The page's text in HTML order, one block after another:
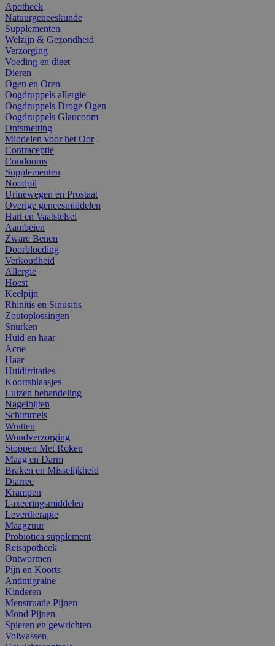
Apotheek
Natuurgeneeskunde
Supplementen
Welzijn & Gezondheid
Verzorging
Voeding en dieet
Dieren
Ogen en Oren
Oogdruppels allergie
Oogdruppels Droge Ogen
Oogdruppels Glaucoom
Ontsmetting
Middelen voor het Oor
Contraceptie
Condooms
Supplementen
Noodpil
Urinewegen en Prostaat
Overige geneesmiddelen
Hart en Vaatstelsel
Aambeien
Zware Benen
Doorbloeding
Verkoudheid
Allergie
Hoest
Keelpijn
Rhinitis en Sinusitis
Zoutoplossingen
Snurken
Huid en haar
Acne
Haar
Huidirritaties
Koortsblaasjes
Luizen behandeling
Nagelbijten
Schimmels
Wratten
Wondverzorging
Stoppen Met Roken
Maag en Darm
Braken en Misselijkheid
Diarree
Krampen
Laxeeringsmiddelen
Levertherapie
Maagzuur
Probiotica supplement
Reisapotheek
Ontwormen
Pijn en Koorts
Antimigraine
Kinderen
Menstruatie Pijnen
Mond Pijnen
Spieren en gewrichten
Volwassen